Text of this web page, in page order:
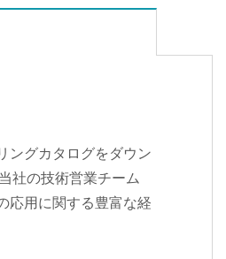
ングカタログをダウン
社の技術営業チーム
応用に関する豊富な経
仕様に基づいて提案を